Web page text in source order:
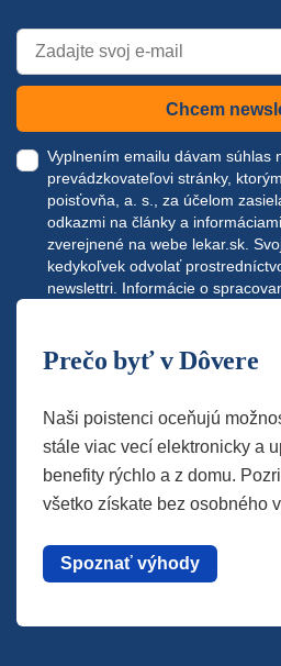
Chcem
Vyplnením emailu dávam súhlas
prevádzkovateľovi stránky,
poisťovňa, a. s., za účelom
odkazmi na články a
zverejnené na webe lekar.sk .
kedykoľvek odvolať
newslettri. Informácie o
Prečo byť v Dôvere
Naši poistenci oceňujú
stále viac vecí elektronicky a
benefity rýchlo a z domu.
všetko získate bez osobného
Spoznať výhody